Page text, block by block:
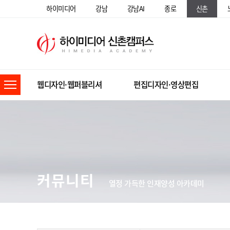
하이미디어 강남 강남AI 종로 신촌
웹디자인·웹퍼블리셔 편집디자인·영상편집
커뮤니티 열정 가득한 인재양성 아카데미